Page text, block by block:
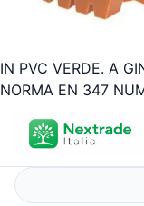
IN PVC VERDE. A
NORMA EN 347